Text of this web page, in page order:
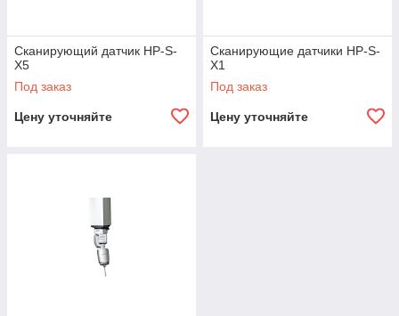
Сканирующий датчик HP-S-
X5
Под заказ
Цену уточняйте
Сканирующие датчики HP-S-
X1
Под заказ
Цену уточняйте